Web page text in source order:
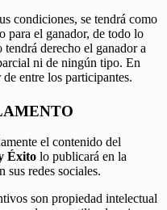
condiciones, se tendrá como
para el ganador, de todo lo
derecho el ganador a
ni de ningún tipo. En
de entre los participantes.
el contenido del
Éxito lo publicará en la
sus redes sociales.
son propiedad intelectual